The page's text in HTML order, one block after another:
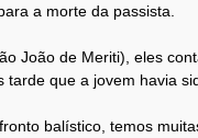
a morte da passista.
João de Meriti), eles
tarde que a jovem havia
balístico, temos